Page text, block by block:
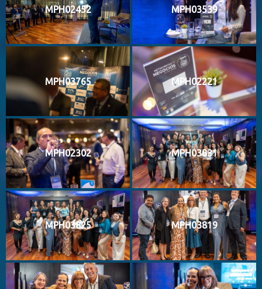
MPH02452 MPH03539
MPH03765 MPH02221
MPH02302 MPH03831
MPH03825 MPH03819